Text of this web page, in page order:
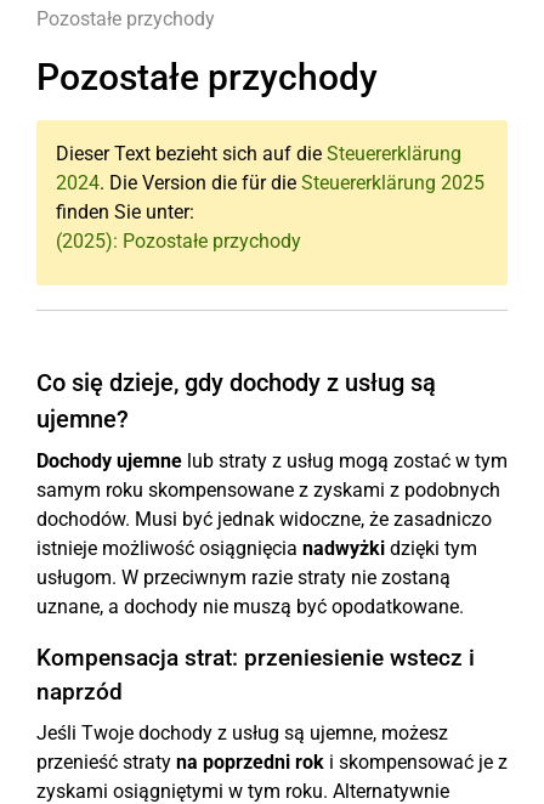
Pozostałe przychody
Pozostałe przychody
Dieser Text bezieht sich auf die Steuererklärung
2024. Die Version die für die Steuererklärung 2025
finden Sie unter:
(2025): Pozostałe przychody
Co się dzieje, gdy dochody z usług są
ujemne?
Dochody ujemne lub straty z usług mogą zostać w tym
samym roku skompensowane z zyskami z podobnych
dochodów. Musi być jednak widoczne, że zasadniczo
istnieje możliwość osiągnięcia nadwyżki dzięki tym
usługom. W przeciwnym razie straty nie zostaną
uznane, a dochody nie muszą być opodatkowane.
Kompensacja strat: przeniesienie wstecz i
naprzód
Jeśli Twoje dochody z usług są ujemne, możesz
przenieść straty na poprzedni rok i skompensować je z
zyskami osiągniętymi w tym roku. Alternatywnie